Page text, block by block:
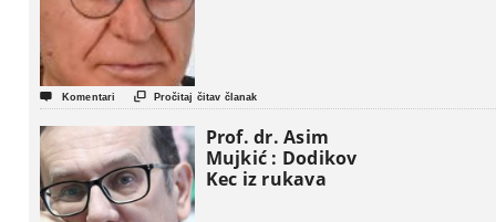
 Komentari  Pročitaj čitav članak
Prof. dr. Asim
Mujkić : Dodikov
Kec iz rukava